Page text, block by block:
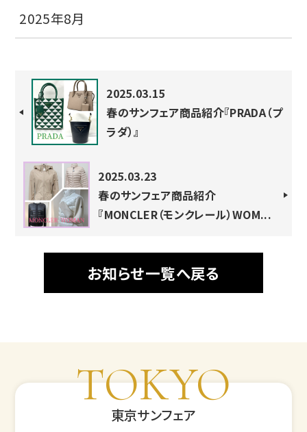
2025年8月
2025.03.15
春のサンフェア商品紹介『PRADA（プ
ラダ）』
2025.03.23
春のサンフェア商品紹介
『MONCLER（モンクレール）WOM...
お知らせ一覧へ戻る
TOKYO
東京サンフェア